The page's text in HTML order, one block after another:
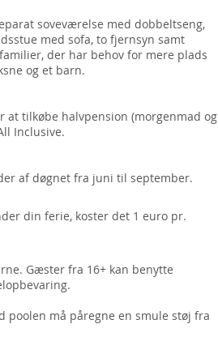
soveværelse med dobbeltseng,
med sofa, to fjernsyn samt
der har behov for mere plads
og et barn.
tilkøbe halvpension (morgenmad og
Inclusive.
af døgnet fra juni til september.
din ferie, koster det 1 euro pr.
Gæster fra 16+ kan benytte
poolen må påregne en smule støj fra